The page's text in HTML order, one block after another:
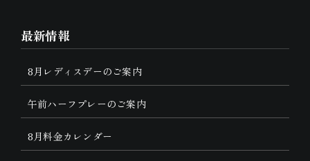
最新情報
8月レディスデーのご案内
午前ハーフプレーのご案内
8月料金カレンダー